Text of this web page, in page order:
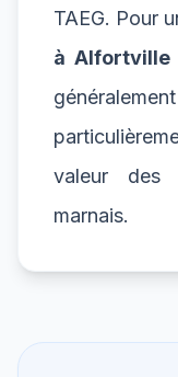
TAEG. Pour
à Alfortville
valeur des
marnais.